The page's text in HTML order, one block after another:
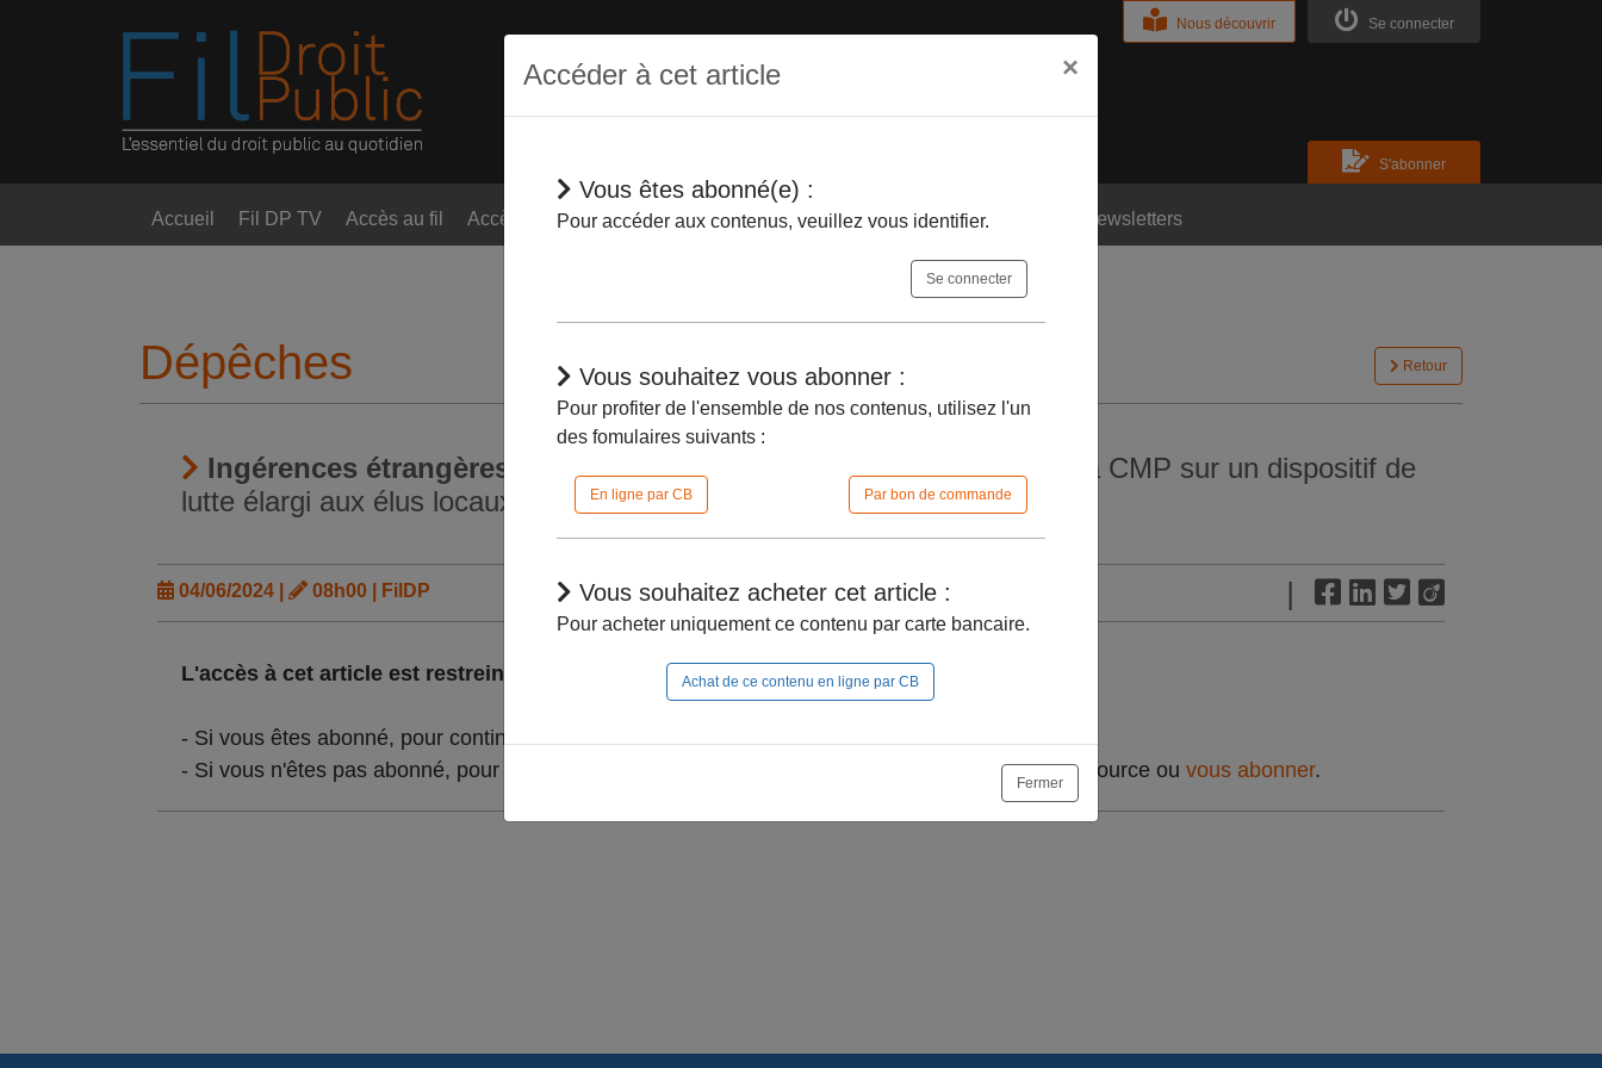
Se connecter
Nous découvrir
S'abonner
Accueil Fil DP TV Accès au fil Accès thématique Dépêches Jurisprudences En bref Newsletters
Dépêches Retour
Ingérences étrangères
- Les sénateurs adoptent les conclusions de la CMP sur un dispositif de
lutte élargi aux élus locaux
04/06/2024 | 08h00 | FilDP |
L'accès à cet article est restreint :
- Si vous êtes abonné, pour continuer à naviguer dans le site, vous devezvous connecter;
- Si vous n'êtes pas abonné, pour lire la suite, vous pouvez
et son document source ou vous abonner.
Accéder à cet article ×
Vous êtes abonné(e) :
Pour accéder aux contenus, veuillez vous identifier.
Se connecter
Vous souhaitez vous abonner :
Pour profiter de l'ensemble de nos contenus, utilisez l'un
des fomulaires suivants :
En ligne par CB Par bon de commande
Vous souhaitez acheter cet article :
Pour acheter uniquement ce contenu par carte bancaire.
Achat de ce contenu en ligne par CB
Fermer